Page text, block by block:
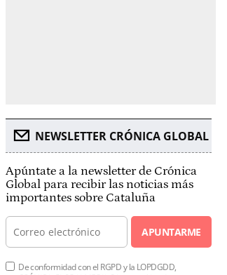
NEWSLETTER CRÓNICA GLOBAL
Apúntate a la newsletter de Crónica
Global para recibir las noticias más
importantes sobre Cataluña
APUNTARME
De conformidad con el RGPD y la LOPDGDD,